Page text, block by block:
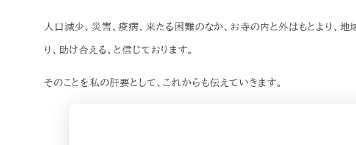
人口減少、災害、疫病、来たる困難のなか、お寺の内と外はもとより、
り、助け合える、と信じております。
そのことを私の肝要として、これからも伝えていきます。